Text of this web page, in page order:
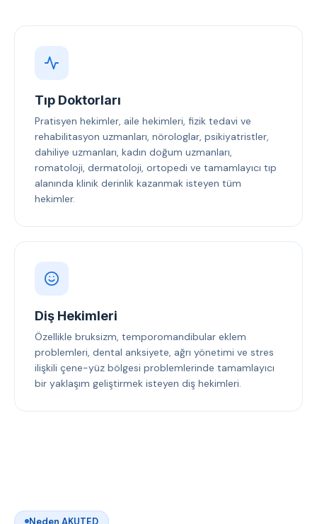
Tıp Doktorları
Pratisyen hekimler, aile hekimleri, fizik tedavi ve
rehabilitasyon uzmanları, nörologlar, psikiyatristler,
dahiliye uzmanları, kadın doğum uzmanları,
romatoloji, dermatoloji, ortopedi ve tamamlayıcı tıp
alanında klinik derinlik kazanmak isteyen tüm
hekimler.
Diş Hekimleri
Özellikle bruksizm, temporomandibular eklem
problemleri, dental anksiyete, ağrı yönetimi ve stres
ilişkili çene-yüz bölgesi problemlerinde tamamlayıcı
bir yaklaşım geliştirmek isteyen diş hekimleri.
Neden AKUTED